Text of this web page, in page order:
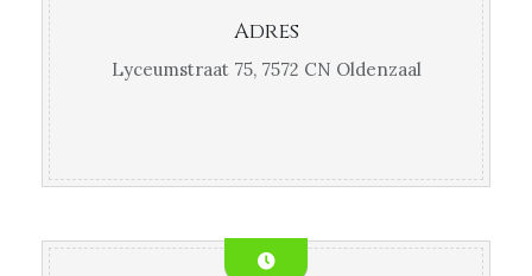
Adres
Lyceumstraat 75, 7572 CN Oldenzaal